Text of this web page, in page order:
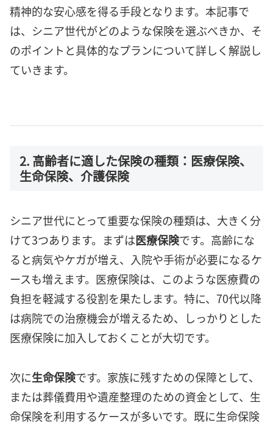
精神的な安心感を得る手段となります。本記事で
は、シニア世代がどのような保険を選ぶべきか、そ
のポイントと具体的なプランについて詳しく解説し
ていきます。
2. 高齢者に適した保険の種類：医療保険、
生命保険、介護保険
シニア世代にとって重要な保険の種類は、大きく分
けて3つあります。まずは医療保険です。高齢にな
ると病気やケガが増え、入院や手術が必要になるケ
ースも増えます。医療保険は、このような医療費の
負担を軽減する役割を果たします。特に、70代以降
は病院での治療機会が増えるため、しっかりとした
医療保険に加入しておくことが大切です。
次に生命保険です。家族に残すための保障として、
または葬儀費用や遺産整理のための資金として、生
命保険を利用するケースが多いです。既に生命保険